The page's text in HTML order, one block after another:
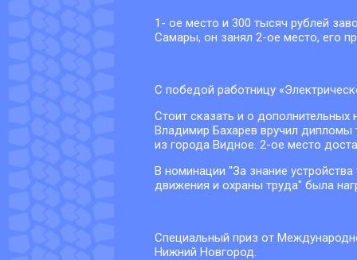
1- ое место и 300 тысяч рублей
Самары, он занял 2-ое место, его
С победой работницу
Стоит сказать и о
Владимир Бахарев вручил
из города Видное. 2-ое место
В номинации "За знание
движения и охраны труда" была
Специальный приз от
Нижний Новгород.